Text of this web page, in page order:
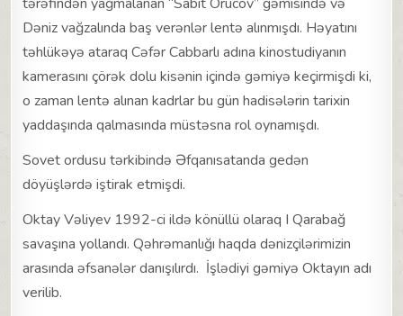
Dəniz vağzalında baş verənlər lentə alınmışdı. Həyatını
təhlükəyə ataraq Cəfər Cabbarlı adına kinostudiyanın
kamerasını çörək dolu kisənin içində gəmiyə keçirmişdi ki,
o zaman lentə alınan kadrlar bu gün hadisələrin tarixin
yaddaşında qalmasında müstəsna rol oynamışdı.
Sovet ordusu tərkibində Əfqanısatanda gedən
döyüşlərdə iştirak etmişdi.
Oktay Vəliyev 1992-ci ildə könüllü olaraq I Qarabağ
savaşına yollandı. Qəhrəmanlığı haqda dənizçilərimizin
arasında əfsanələr danışılırdı. İşlədiyi gəmiyə Oktayın adı
verilib.